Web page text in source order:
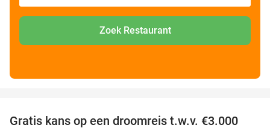
Zoek Restaurant
Gratis kans op een droomreis t.w.v. €3.000